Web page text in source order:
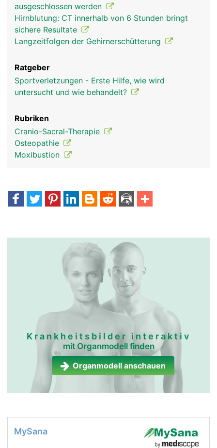
ausgeschlossen werden
Hirnblutung: CT innerhalb von 6 Stunden bringt
sichere Resultate
Langzeitfolgen der Gehirnerschütterung
Ratgeber
Sportverletzungen - Erste Hilfe, wie wird
untersucht und wie behandelt?
Rubriken
Cranio-Sacral-Therapie
Osteopathie
Moxibustion
Krankheitsbilder interaktiv
mit Organmodell finden
Organmodell anschauen
MySana